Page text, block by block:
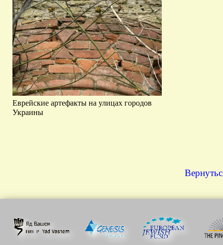
Еврейские артефакты на улицах городов
Украины